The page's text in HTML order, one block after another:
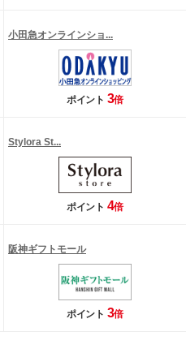
小田急オンラインショ...
ポイント 3倍
Stylora St...
ポイント 4倍
阪神ギフトモール
ポイント 3倍